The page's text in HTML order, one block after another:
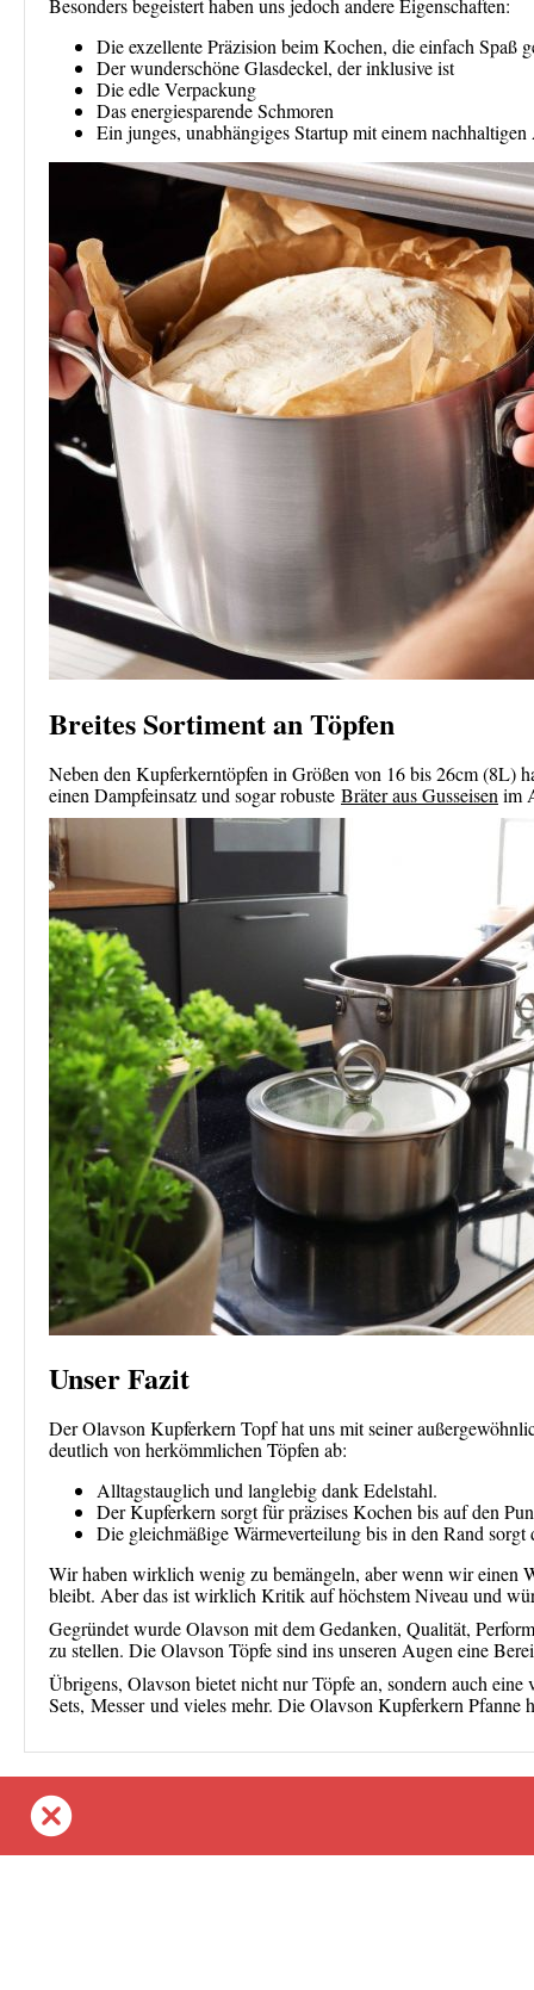
Besonders begeistert haben uns jedoch andere Eigenschaften:
Die exzellente Präzision beim Kochen, die einfach Spaß
Der wunderschöne Glasdeckel, der inklusive ist
Die edle Verpackung
Das energiesparende Schmoren
Ein junges, unabhängiges Startup mit einem nachhaltigen
Breites Sortiment an Töpfen
Neben den Kupferkerntöpfen in Größen von 16 bis 26cm (8L)
einen Dampfeinsatz und sogar robuste Bräter aus Gusseisen im
Unser Fazit
Der Olavson Kupferkern Topf hat uns mit seiner
deutlich von herkömmlichen Töpfen ab:
Alltagstauglich und langlebig dank Edelstahl.
Der Kupferkern sorgt für präzises Kochen bis auf den
Die gleichmäßige Wärmeverteilung bis in den Rand
Wir haben wirklich wenig zu bemängeln, aber wenn wir einen
bleibt. Aber das ist wirklich Kritik auf höchstem Niveau und
Gegründet wurde Olavson mit dem Gedanken, Qualität,
zu stellen. Die Olavson Töpfe sind ins unseren Augen eine
Übrigens, Olavson bietet nicht nur Töpfe an, sondern auch
Sets, Messer und vieles mehr. Die Olavson Kupferkern Pfanne